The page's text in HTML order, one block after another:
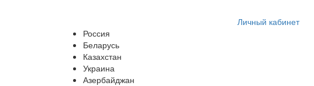
Личный кабинет
Россия
Беларусь
Казахстан
Украина
Азербайджан